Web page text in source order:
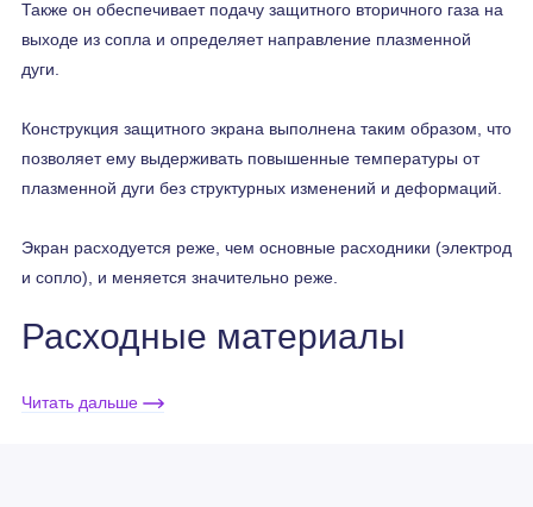
Также он обеспечивает подачу защитного вторичного газа на
выходе из сопла и определяет направление плазменной
дуги.
Конструкция защитного экрана выполнена таким образом, что
позволяет ему выдерживать повышенные температуры от
плазменной дуги без структурных изменений и деформаций.
Экран расходуется реже, чем основные расходники (электрод
и сопло), и меняется значительно реже.
Расходные материалы
систем HiFocus 130/160i и
Читать дальше